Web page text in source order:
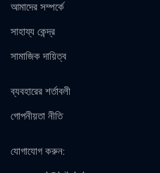
আমাদের সম্পর্কে
সাহায্য কেন্দ্র
সামাজিক দায়িত্ব
ব্যবহারের শর্তাবলী
গোপনীয়তা নীতি
যোগাযোগ করুন: